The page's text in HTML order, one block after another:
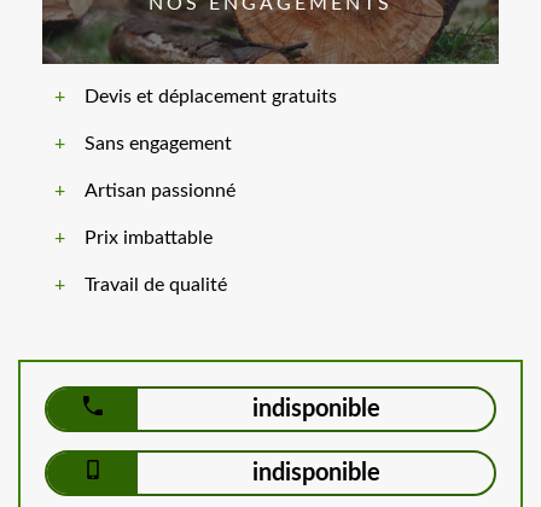
Devis et déplacement gratuits
Sans engagement
Artisan passionné
Prix imbattable
Travail de qualité
indisponible
indisponible